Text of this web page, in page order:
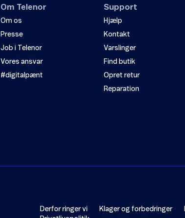
Om Telenor
Om os
Presse
Job i Telenor
Vores ansvar
#digitalpænt
Support
Hjælp
Kontakt
Varslinger
Find butik
Opret retur
Reparation
Derfor ringer vi Klager og forbedringer